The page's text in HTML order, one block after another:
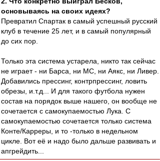
основываясь на своих идеях?
Превратил Спартак в самый успешный русский
клуб в течение 25 лет, и в самый популярный
до сих пор.
Только эта система устарела, никто так сейчас
не играет - ни Барса, ни МС, ни Аякс, ни Ливер.
Добавились прессинг, контрпрессинг, ловить
обрезы, и.т.д... И для такого футбола нужен
состав на порядок выше нашего, он вообще не
сочетается с самокупаемостью Лука. С
самокупаемостью сочетается только система
Конте/Карреры, и то -только в недельном
цикле. Вот её и надо было дальше развивать и
апгрейдить...